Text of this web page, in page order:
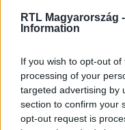
RTL Magyarország -
Information
If you wish to opt-out
processing of your
targeted advertising by
section to confirm your
opt-out request is
Béla elmesélték,
csapatába.